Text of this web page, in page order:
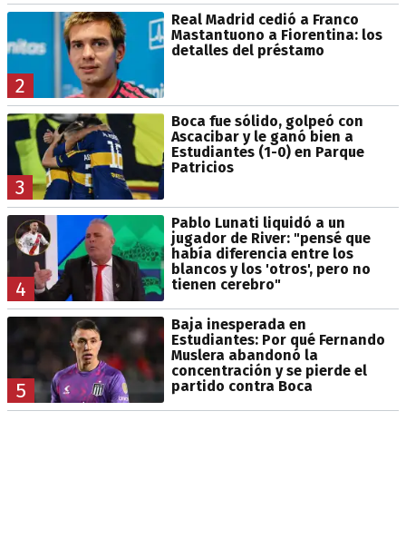
2
Real Madrid cedió a Franco
Mastantuono a Fiorentina: los
detalles del préstamo
3
Boca fue sólido, golpeó con
Ascacibar y le ganó bien a
Estudiantes (1-0) en Parque
Patricios
4
Pablo Lunati liquidó a un
jugador de River: "pensé que
había diferencia entre los
blancos y los 'otros', pero no
tienen cerebro"
5
Baja inesperada en
Estudiantes: Por qué Fernando
Muslera abandonó la
concentración y se pierde el
partido contra Boca